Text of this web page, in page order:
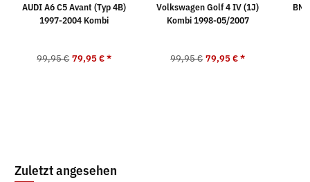
AUDI A6 C5 Avant (Typ 4B)
1997-2004 Kombi
99,95 € 79,95 €*
Volkswagen Golf 4 IV (1J)
Kombi 1998-05/2007
99,95 € 79,95 €*
Zuletzt angesehen